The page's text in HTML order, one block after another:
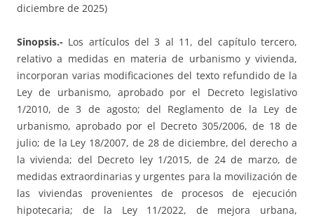
diciembre de 2025)
Sinopsis.- Los artículos del 3 al 11, del capítulo tercero,
relativo a medidas en materia de urbanismo y vivienda,
incorporan varias modificaciones del texto refundido de la
Ley de urbanismo, aprobado por el Decreto legislativo
1/2010, de 3 de agosto; del Reglamento de la Ley de
urbanismo, aprobado por el Decreto 305/2006, de 18 de
julio; de la Ley 18/2007, de 28 de diciembre, del derecho a
la vivienda; del Decreto ley 1/2015, de 24 de marzo, de
medidas extraordinarias y urgentes para la movilización de
las viviendas provenientes de procesos de ejecución
hipotecaria; de la Ley 11/2022, de mejora urbana,